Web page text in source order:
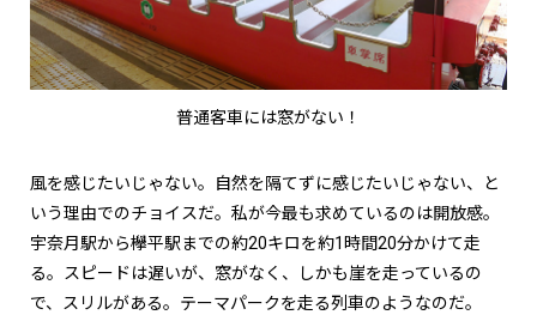
普通客車には窓がない！
風を感じたいじゃない。自然を隔てずに感じたいじゃない、と
いう理由でのチョイスだ。私が今最も求めているのは開放感。
宇奈月駅から欅平駅までの約20キロを約1時間20分かけて走
る。スピードは遅いが、窓がなく、しかも崖を走っているの
で、スリルがある。テーマパークを走る列車のようなのだ。